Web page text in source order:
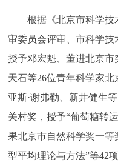
走进北京
绿色北京
多语种
根据《北京市科学技
审委员会评审、市科学技
授予邓宏魁、董进北京
天石等26位青年科学家
亚斯·谢弗勒、新井健生
关村奖，授予“葡萄糖转
果北京市自然科学奖一等
型平均理论与方法”等42